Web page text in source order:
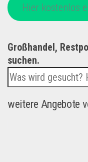
Hier kostenlos
Großhandel,
suchen.
weitere Angebote